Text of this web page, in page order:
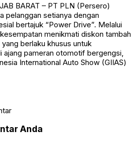
BARAT – PT PLN (Persero)
pelanggan setianya dengan
bertajuk “Power Drive”. Melalui
menikmati diskon tambah
berlaku khusus untuk
ajang pameran otomotif bergengsi,
International Auto Show (GIIAS)
Anda